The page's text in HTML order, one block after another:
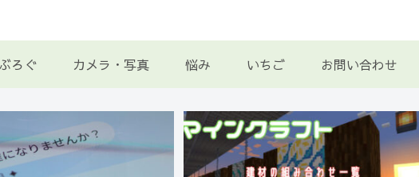
ろぐ カメラ・写真 悩み いちご お問い合わせ